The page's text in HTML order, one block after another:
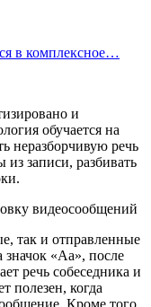
в комплексное…
и
обучается на
неразборчивую речь
записи, разбивать
так и отправленные
«Аа», после
речь собеседника и
полезен, когда
Кроме того,